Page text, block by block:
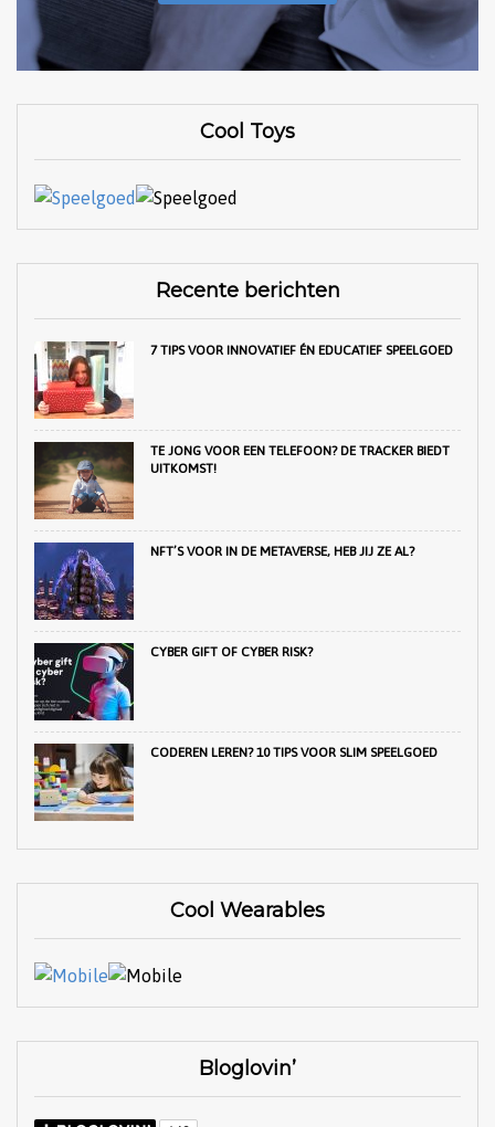
Cool Toys
Recente berichten
7 TIPS VOOR INNOVATIEF ÉN EDUCATIEF SPEELGOED
TE JONG VOOR EEN TELEFOON? DE TRACKER BIEDT
UITKOMST!
NFT’S VOOR IN DE METAVERSE, HEB JIJ ZE AL?
CYBER GIFT OF CYBER RISK?
CODEREN LEREN? 10 TIPS VOOR SLIM SPEELGOED
Cool Wearables
Bloglovin’